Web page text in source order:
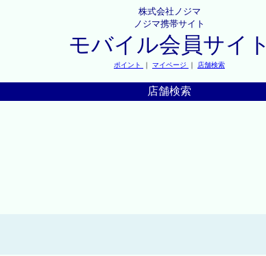
株式会社ノジマ
ノジマ携帯サイト
モバイル会員サイト
ポイント ｜ マイページ ｜ 店舗検索
店舗検索